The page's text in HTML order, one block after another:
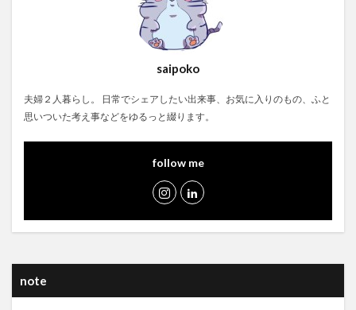
saipoko
夫婦２人暮らし。 日常でシェアしたい出来事、お気に入りのもの、ふと
思いついた考え事などをゆるっと綴ります。
follow me
note